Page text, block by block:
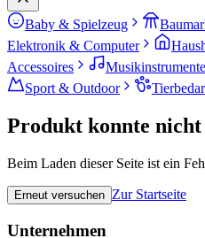
Baby & Spielzeug
Elektronik & Computer
Accessoires
Musikinstrumente
Sport & Outdoor
Produkt konnte nicht
Beim Laden dieser Seite ist ein
Erneut versuchen Zur Startseite
Unternehmen